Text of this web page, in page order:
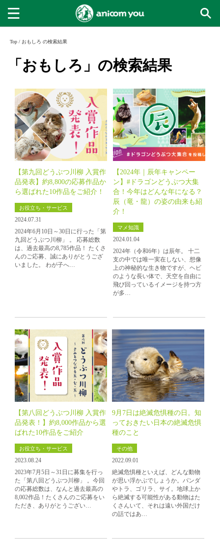
Top / おもしろ の検索結果
「おもしろ」の検索結果
【第九回どうぶつ川柳 入賞作
品発表】約8,800の応募作品か
ら選ばれた10作品をご紹介！
お役立ち・サービス
2024.07.31
2024年6月10日～30日に行った「第
九回どうぶつ川柳」 。 応募総数
は、過去最高の8,785作品！ たくさ
んのご応募、誠にありがとうござ
いました。 わが子へ…
【2024年｜辰年キャンペー
ン】#ドラゴンどうぶつ大集
合！今年はどんな年になる？
辰（竜・龍）の姿の由来も紹
介！
マメ知識
2024.01.04
2024年（令和6年）は辰年。 十二
支の中では唯一実在しない、想像
上の神秘的な生き物ですが、ヘビ
のような長い体で、天空を自由に
飛び回っているイメージを持つ方
が多…
【第八回どうぶつ川柳 入賞作
品発表！】約8,000作品から選
ばれた10作品をご紹介
お役立ち・サービス
2023.08.24
2023年7月5日～31日に募集を行っ
た「第八回どうぶつ川柳」 。今回
の応募総数は、なんと過去最高の
8,002作品！たくさんのご応募をい
ただき、ありがとうござい…
9月7日は絶滅危惧種の日。知
っておきたい日本の絶滅危惧
種のこと
その他
2022.09.01
絶滅危惧種といえば、どんな動物
が思い浮かぶでしょうか。パンダ
やトラ、ゴリラ、サイ。地球上か
ら絶滅する可能性がある動物はた
くさんいて、それは遠い外国だけ
の話ではあ…